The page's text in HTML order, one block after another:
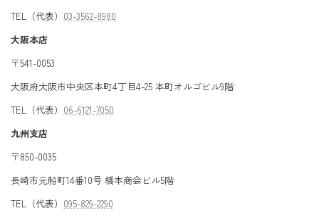
TEL（代表） 03-3562-8980
大阪本店
〒541-0053
大阪府大阪市中央区本町4丁目4-25 本町オルゴビル9階
TEL（代表） 06-6121-7050
九州支店
〒850-0035
長崎市元船町14番10号 橋本商会ビル5階
TEL（代表） 095-829-2290